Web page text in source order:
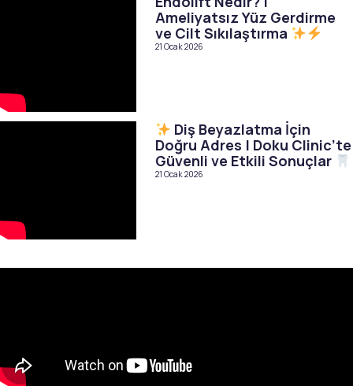
Ameliyatsız Yüz Gerdirme
ve Cilt Sıkılaştırma
21 Ocak 2026
Diş Beyazlatma İçin
Doğru Adres | Doku Clinic’te
Güvenli ve Etkili Sonuçlar
21 Ocak 2026